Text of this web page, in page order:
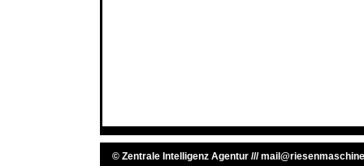
© Zentrale Intelligenz Agentur///